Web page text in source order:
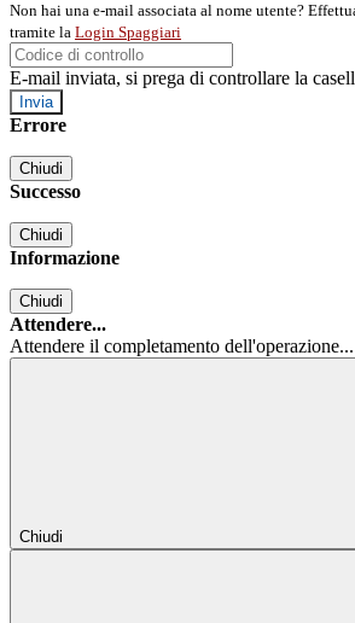
Non hai una e-mail associata al nome utente?
tramite la Login Spaggiari
E-mail inviata, si prega di controllare la
Errore
Chiudi
Successo
Chiudi
Informazione
Chiudi
Attendere...
Attendere il completamento dell'operazione...
Chiudi